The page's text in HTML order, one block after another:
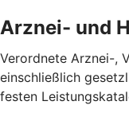
Arznei- und
Verordnete Arznei-,
einschließlich
festen